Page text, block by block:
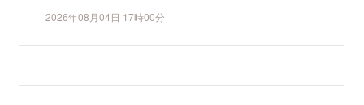
2026年08月04日 17時00分